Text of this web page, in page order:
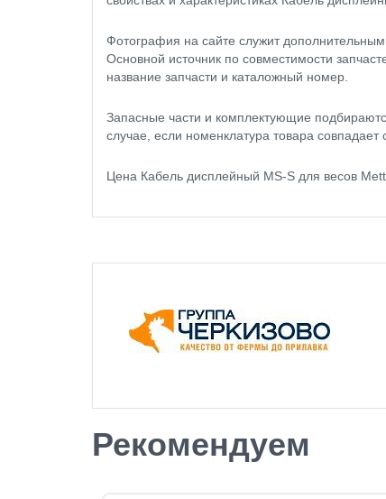
Фотография на сайте служит
Основной источник по совместимости
название запчасти и каталожный номер.
Запасные части и комплектующие
случае, если номенклатура товара
Цена Кабель дисплейный MS-S для весов
Рекомендуем